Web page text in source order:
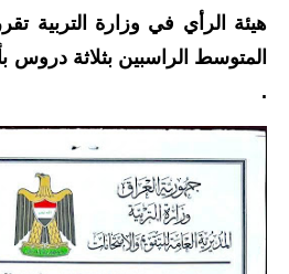
هيئة الرأي في وزارة التربية
المتوسط الراسبين بثلاثة دروس
.